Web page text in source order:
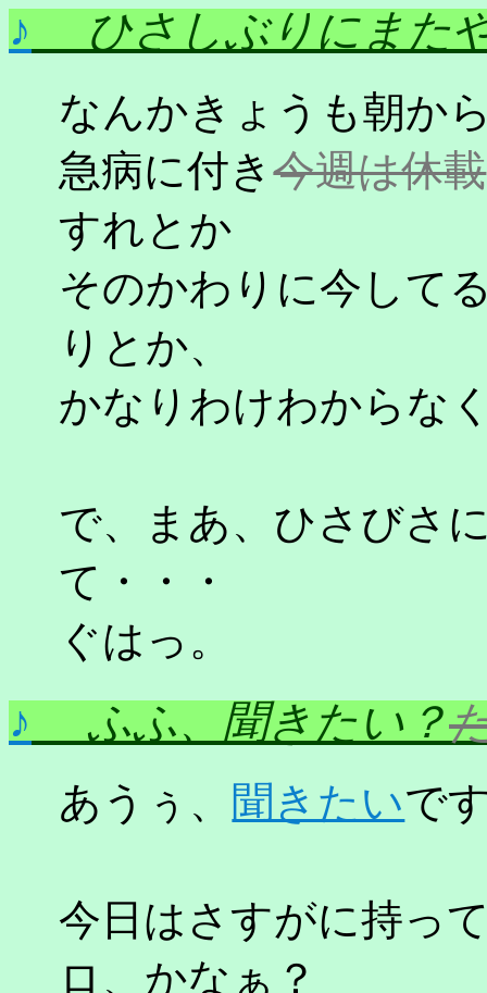
♪ ひさしぶりにまた
なんかきょうも朝か
急病に付き今週は休載
すれとか
そのかわりに今して
りとか、
かなりわけわからな
で、まあ、ひさびさ
て・・・
ぐはっ。
♪ ふふ、聞きたい？
あうぅ、 聞きたいで
今日はさすがに持っ
ロ、かなぁ？